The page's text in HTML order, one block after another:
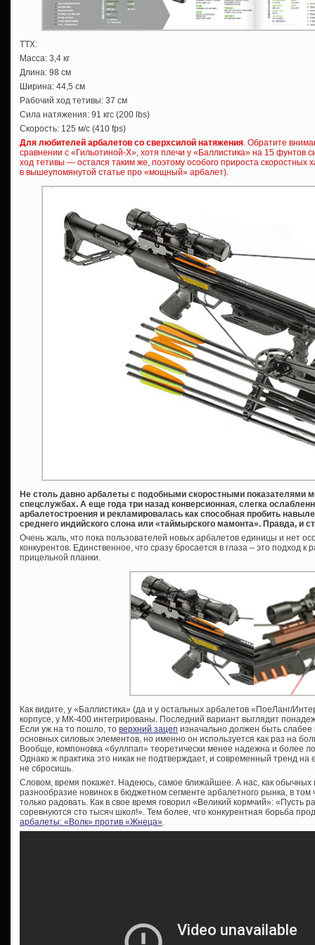
ТТХ:
Масса: 3,4 кг
Длина: 98 см
Ширина: 44,5 см
Рабочий ход тетивы: 37 см
Сила натяжения: 91 кгс (200 lbs)
Скорость: 125 м/с (410 fps)
Для любителей арбалетов со сверхсилой натяжения. Обратите
сравнении с «Гильотиной-Х», хотя плечи у «Баллистика» на 15 фунтов
ход тетивы — остался таким же, поэтому особого прироста скоростных
в вышеупомянутой статье про «мощный» арбалет).
Не столь давно арбалеты с подобными скоростными показателями
спецслужбах. А еще года три назад конверсионная, слегка
арбалетостроения и рекламировалась как способная пробить
среднего индийского слона или «таймырского мамонта». Правда, и
Очень жаль, что пока пользователей новых арбалетов единицы и нет
конкурентов. Единственное, что сразу бросается в глаза – это подход
прицельной планки.
Как видите, у «Баллистика» (да и у остальных арбалетов «ПоеЛанг/
корпусе, у МК-400 интегрированы. Последний вариант выглядит
Если уж на то пошло, то верхний зацеп изначально должен быть
основных силовых элементов, но именно он используется как раз на
Вообще, компоновка «буллпап» теоретически менее надежна и более
Однако ж практика это никак не подтверждает, и современный тренд на
не сбросишь.
Словом, время покажет. Надеюсь, самое ближайшее. А нас, как обычных
разнообразие новинок в бюджетном сегменте арбалетного рынка, в
только радовать. Как в свое время говорил «Великий кормчий»: «Пусть
соревнуются сто тысяч школ!». Тем более, что конкурентная борьба
арбалеты: «Волк» против «Жнеца».